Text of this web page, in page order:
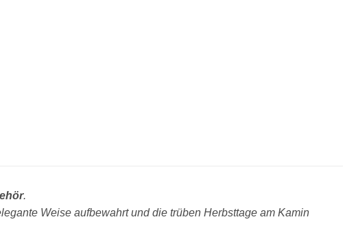
.
Weise aufbewahrt und die trüben Herbsttage am Kamin